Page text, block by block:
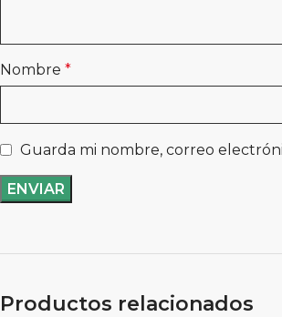
Nombre *
Guarda mi nombre, correo
Productos relacionados